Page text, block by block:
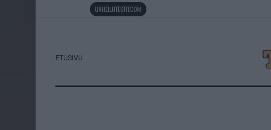
URHEILUTESTIT.COM
ETUSIVU